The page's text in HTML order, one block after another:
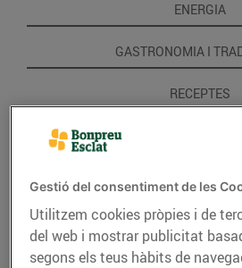
ENERGIA
GASTRONOMIA I
RECEPTES
Gestió del consentiment de les
Utilitzem cookies pròpies i de
del web i mostrar publicitat
segons els teus hàbits de